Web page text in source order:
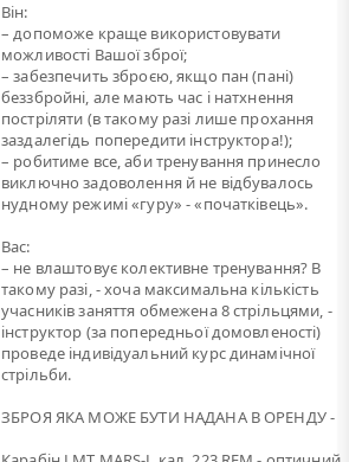
Він:
– допоможе краще використовувати
можливості Вашої зброї;
– забезпечить зброєю, якщо пан (пані)
беззбройні, але мають час і натхнення
постріляти (в такому разі лише прохання
заздалегідь попередити інструктора!);
– робитиме все, аби тренування принесло
виключно задоволення й не відбувалось
нудному режимі «гуру» - «початківець».
Вас:
– не влаштовує колективне тренування? В
такому разі, - хоча максимальна кількість
учасників заняття обмежена 8 стрільцями, -
інструктор (за попередньої домовленості)
проведе індивідуальний курс динамічної
стрільби.
ЗБРОЯ ЯКА МОЖЕ БУТИ НАДАНА В ОРЕНДУ -